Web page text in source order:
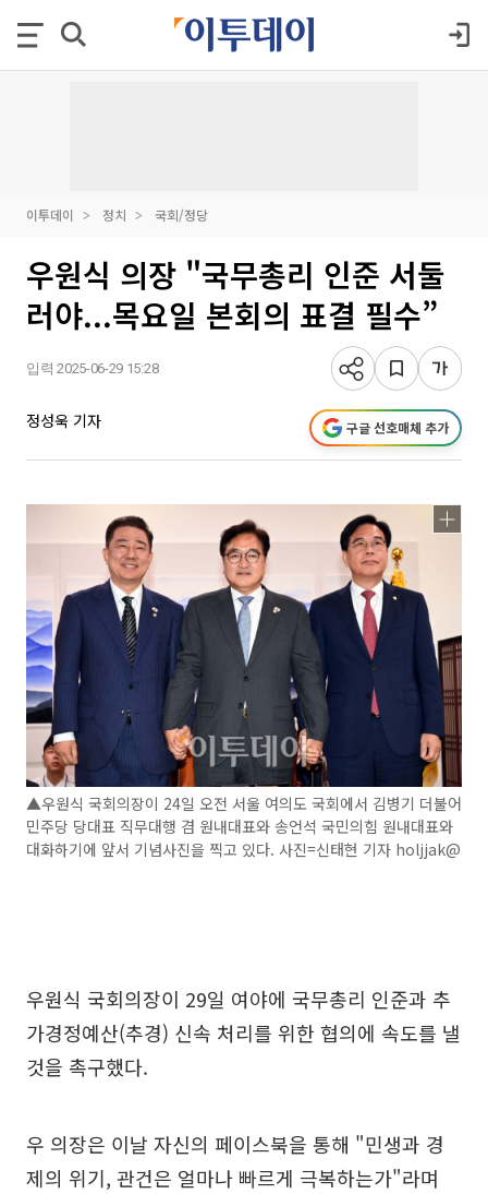
이투데이 정치 국회/정당
우원식 의장 "국무총리 인준 서둘
러야...목요일 본회의 표결 필수”
입력 2025-06-29 15:28
정성욱 기자 구글 선호매체 추가
▲우원식 국회의장이 24일 오전 서울 여의도 국회에서 김병기 더불어
민주당 당대표 직무대행 겸 원내대표와 송언석 국민의힘 원내대표와
대화하기에 앞서 기념사진을 찍고 있다. 사진=신태현 기자 holjjak@
우원식 국회의장이 29일 여야에 국무총리 인준과 추
가경정예산(추경) 신속 처리를 위한 협의에 속도를 낼
것을 촉구했다.
우 의장은 이날 자신의 페이스북을 통해 "민생과 경
제의 위기, 관건은 얼마나 빠르게 극복하는가"라며